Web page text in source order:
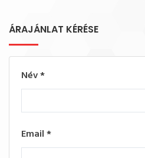
ÁRAJÁNLAT KÉRÉSE
Név*
Email*